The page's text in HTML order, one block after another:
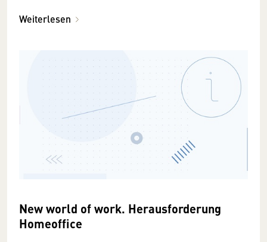
Weiterlesen
New world of work. Herausforderung
Homeoffice